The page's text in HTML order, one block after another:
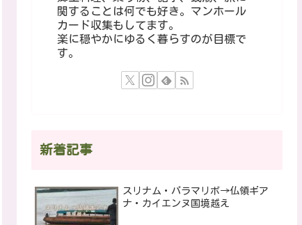
関することは何でも好き。マンホール
カード収集もしてます。
楽に穏やかにゆるく暮らすのが目標で
す。
新着記事
スリナム・パラマリボ→仏領ギア
ナ・カイエンヌ国境越え